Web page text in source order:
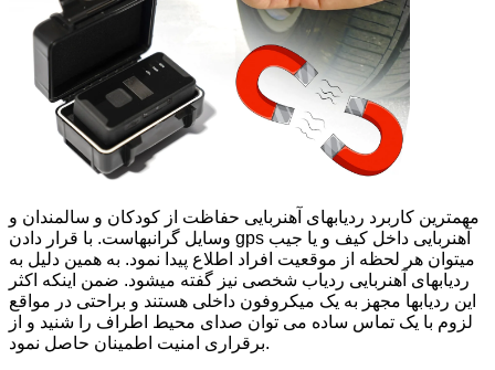
مهمترین کاربرد ردیابهای آهنربایی حفاظت از کودکان و سالمندان و
وسایل گرانبهاست. با قرار دادن gps آهنربایی داخل کیف و یا جیب
میتوان هر لحظه از موقعیت افراد اطلاع پیدا نمود. به همین دلیل به
ردیابهای آهنربایی ردیاب شخصی نیز گفته میشود. ضمن اینکه اکثر
این ردیابها مجهز به یک میکروفون داخلی هستند و براحتی در مواقع
لزوم با یک تماس ساده می توان صدای محیط اطراف را شنید و از
برقراری امنیت اطمینان حاصل نمود.